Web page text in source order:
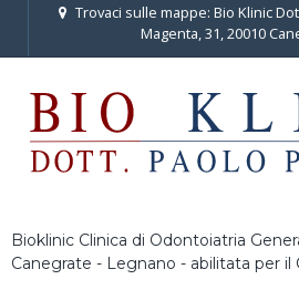
Trovaci sulle mappe: Bio Klinic
Magenta, 31, 20010
Bioklinic Clinica di Odontoiatria
Canegrate - Legnano - abilitata per il